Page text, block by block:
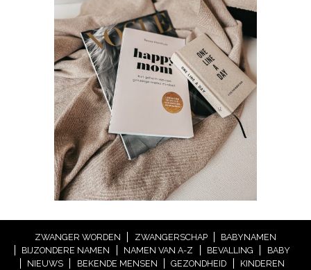
ZWANGER WORDEN ZWANGERSCHAP
BABYNAMEN
BIJZONDERE NAMEN
NAMEN VAN A-Z BEVALLING
BABY
NIEUWS
BEKENDE MENSEN GEZONDHEID
KINDEREN